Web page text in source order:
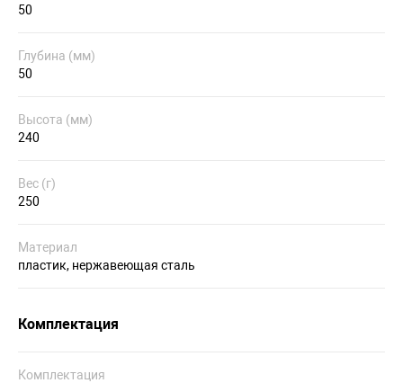
50
Глубина (мм)
50
Высота (мм)
240
Вес (г)
250
Материал
пластик, нержавеющая сталь
Комплектация
Комплектация